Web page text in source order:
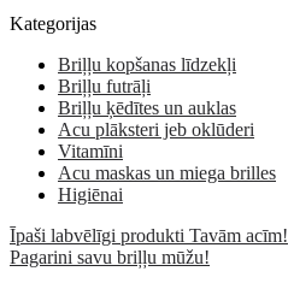
Kategorijas
Briļļu kopšanas līdzekļi
Briļļu futrāļi
Briļļu ķēdītes un auklas
Acu plāksteri jeb oklūderi
Vitamīni
Acu maskas un miega brilles
Higiēnai
Īpaši labvēlīgi produkti Tavām acīm!
Pagarini savu briļļu mūžu!